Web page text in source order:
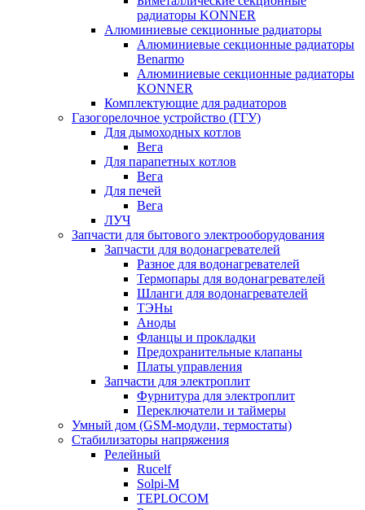
радиаторы KONNER
Алюминиевые секционные радиаторы
Алюминиевые секционные радиаторы
Benarmo
Алюминиевые секционные радиаторы
KONNER
Комплектующие для радиаторов
Газогорелочное устройство (ГГУ)
Для дымоходных котлов
Вега
Для парапетных котлов
Вега
Для печей
Вега
ЛУЧ
Запчасти для бытового электрооборудования
Запчасти для водонагревателей
Разное для водонагревателей
Термопары для водонагревателей
Шланги для водонагревателей
ТЭНы
Аноды
Фланцы и прокладки
Предохранительные клапаны
Платы управления
Запчасти для электроплит
Фурнитура для электроплит
Переключатели и таймеры
Умный дом (GSM-модули, термостаты)
Cтабилизаторы напряжения
Релейный
Rucelf
Solpi-M
TEPLOCOM